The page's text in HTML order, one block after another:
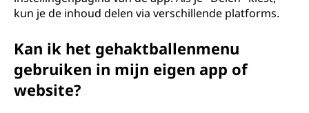
kun je de inhoud delen via verschillende platforms.
Kan ik het gehaktballenmenu
gebruiken in mijn eigen app of
website?